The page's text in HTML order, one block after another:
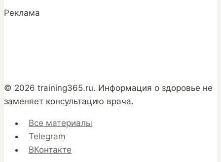
Реклама
© 2026 training365.ru. Информация о здоровье не
заменяет консультацию врача.
Все материалы
Telegram
ВКонтакте